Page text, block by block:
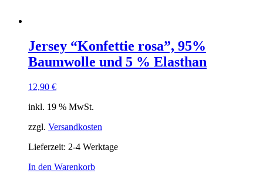
Jersey “Konfettie rosa”, 95%
Baumwolle und 5 % Elasthan
12,90 €
inkl. 19 % MwSt.
zzgl. Versandkosten
Lieferzeit: 2-4 Werktage
In den Warenkorb